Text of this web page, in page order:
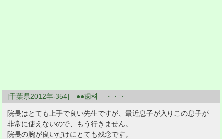
[千葉県2012年-354] ●●歯科 ・・・
院長はとても上手で良い先生ですが、最近息子が入りこの息子が
非常に使えないので、もう行きません。
院長の腕が良いだけにとても残念です。